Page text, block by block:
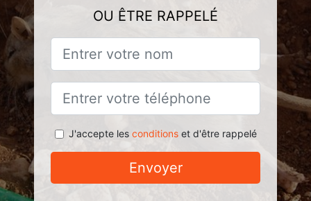
OU ÊTRE RAPPELÉ
J'accepte les conditionset d'être rappelé
Envoyer